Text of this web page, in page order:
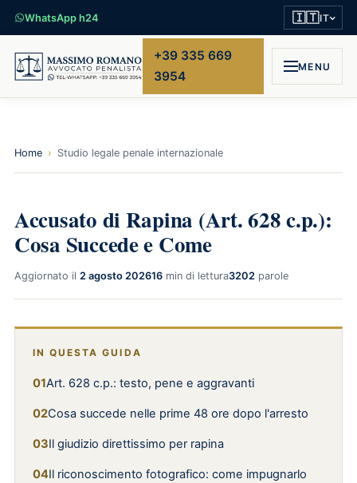
WhatsApp h24 🇮🇹IT
+39 335 669
3954
MENU
Home › Studio legale penale internazionale
Accusato di Rapina (Art. 628 c.p.):
Cosa Succede e Come
Aggiornato il 2 agosto 202616 min di lettura3202 parole
IN QUESTA GUIDA
Art. 628 c.p.: testo, pene e aggravanti
Cosa succede nelle prime 48 ore dopo l'arresto
Il giudizio direttissimo per rapina
Il riconoscimento fotografico: come impugnarlo